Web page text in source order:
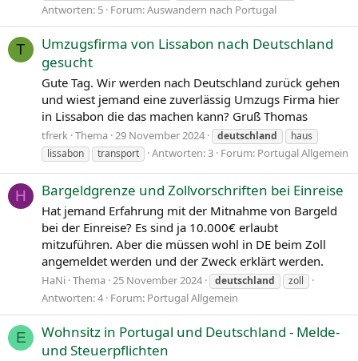
Antworten: 5 Forum:Auswandern nach Portugal
T
Umzugsfirma von Lissabon nach Deutschland
gesucht
Gute Tag. Wir werden nach Deutschland zurück gehen
und wiest jemand eine zuverlässig Umzugs Firma hier
in Lissabon die das machen kann? Gruß Thomas
tfrerk Thema 29 November 2024 deutschland
haus
lissabon
transport Antworten: 3 Forum: Portugal Allgemein
H Bargeldgrenze und Zollvorschriften bei Einreise
Hat jemand Erfahrung mit der Mitnahme von Bargeld
bei der Einreise? Es sind ja 10.000€ erlaubt
mitzuführen. Aber die müssen wohl in DE beim Zoll
angemeldet werden und der Zweck erklärt werden.
HaNi Thema 25 November 2024 deutschland zoll
Antworten: 4 Forum: Portugal Allgemein
E
Wohnsitz in Portugal und Deutschland - Melde-
und Steuerpflichten